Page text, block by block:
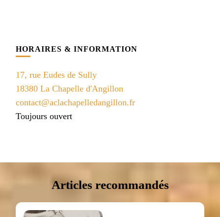
HORAIRES & INFORMATION
17, rue Eudes de Sully
18380 La Chapelle d'Angillon
contact@aclachapelledangillon.fr
Toujours ouvert
Articles recommandés